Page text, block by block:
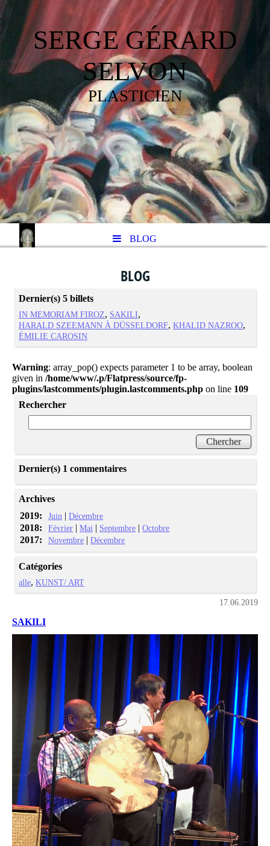
SERGE GÉRARD
SELVON
PLASTICIEN
BLOG
BLOG
Dernier(s) 5 billets
IN MEMORIAM FIROZ
SAKILI
HARALD SZEEMANN À DÜSSELDORF KHALID NAZROO
ÉMILIE CAROSIN
Warning: array_pop() expects parameter 1 to be array, boolean
given in /home/www/.p/Flatpress/source/fp-
plugins/lastcomments/plugin.lastcomments.php on line 109
Rechercher
Dernier(s) 1 commentaires
Archives
2019:
Juin |Décembre
2018: Février |Mai | Septembre |Octobre
2017: Novembre |Décembre
Catégories
alle KUNST/ ART
17.06.2019
SAKILI